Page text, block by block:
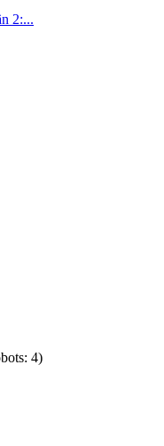
2:...
4)